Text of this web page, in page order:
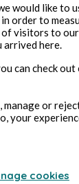
would like to
order to
visitors to
here.
can check out
manage or
your
cookies